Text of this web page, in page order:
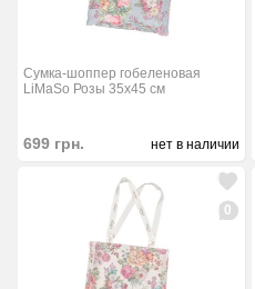
Сумка-шоппер гобеленовая
LiMaSo Розы 35x45 см
699 грн. нет в наличии
0